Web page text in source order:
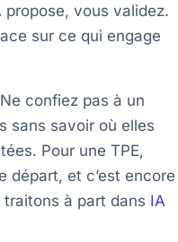
propose, vous validez.
sur ce qui engage
confiez pas à un
sans savoir où elles
Pour une TPE,
départ, et c’est encore
à part dans IA